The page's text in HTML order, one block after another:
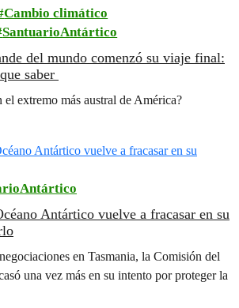
Cambio climático
SantuarioAntártico
del mundo comenzó su viaje final:
saber
el extremo más austral de América?
Antártico vuelve a fracasar en su
en Tasmania, la Comisión del
una vez más en su intento por proteger la